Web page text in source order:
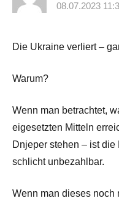
08.07.2023
Die Ukraine verliert –
Warum?
Wenn man betrachtet,
eigesetzten Mitteln
Dnjeper stehen – ist
schlicht unbezahlbar.
Wenn man dieses noch